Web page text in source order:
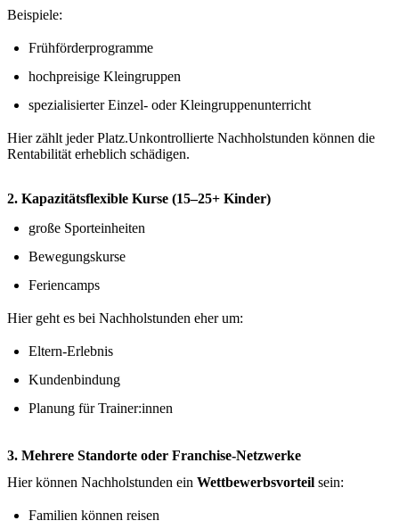
Beispiele:
Frühförderprogramme
hochpreisige Kleingruppen
spezialisierter Einzel- oder Kleingruppenunterricht
Hier zählt jeder Platz.Unkontrollierte Nachholstunden können die
Rentabilität erheblich schädigen.
2. Kapazitätsflexible Kurse (15–25+ Kinder)
große Sporteinheiten
Bewegungskurse
Feriencamps
Hier geht es bei Nachholstunden eher um:
Eltern-Erlebnis
Kundenbindung
Planung für Trainer:innen
3. Mehrere Standorte oder Franchise-Netzwerke
Hier können Nachholstunden ein Wettbewerbsvorteil sein:
Familien können reisen